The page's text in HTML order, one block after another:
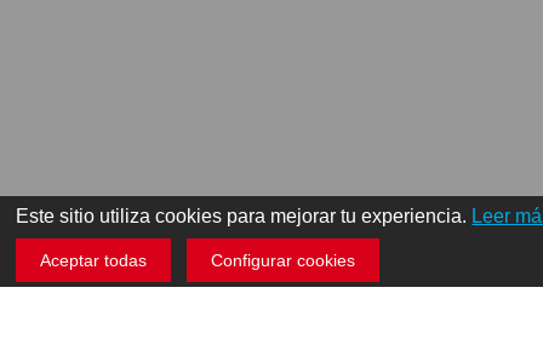
Este sitio utiliza cookies para mejorar tu experiencia. Leer
Aceptar todas Configurar cookies